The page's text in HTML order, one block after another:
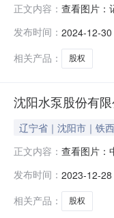
正文内容： 查看图片：
企业概况沈
制造等。沈
发布时间： 2024-12-
相关产品：
股权
沈阳水泵股份有
辽宁省｜沈阳市｜铁
正文内容： 查看图片：
业概况沈阳
造等。沈阳
发布时间： 2023-12-
相关产品：
股权